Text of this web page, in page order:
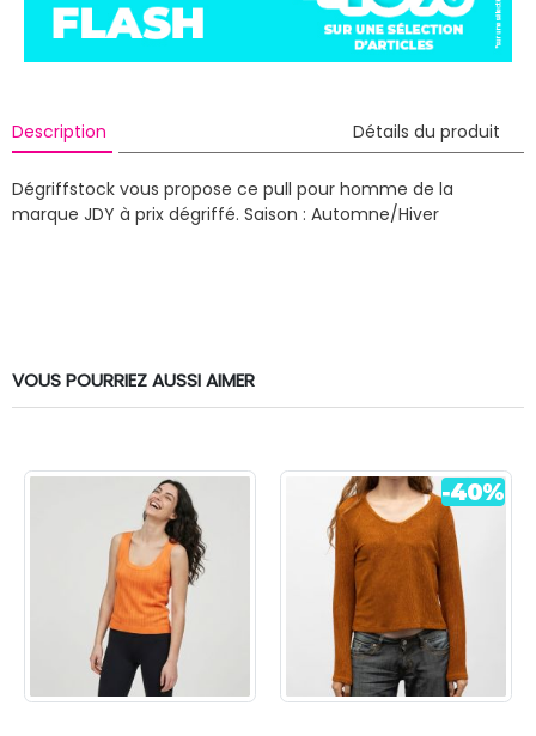
Description Détails du produit
Dégriffstock vous propose ce pull pour homme de la
marque JDY à prix dégriffé. Saison : Automne/Hiver
VOUS POURRIEZ AUSSI AIMER